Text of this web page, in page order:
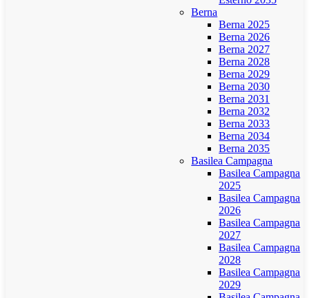
Berna
Berna 2025
Berna 2026
Berna 2027
Berna 2028
Berna 2029
Berna 2030
Berna 2031
Berna 2032
Berna 2033
Berna 2034
Berna 2035
Basilea Campagna
Basilea Campagna
2025
Basilea Campagna
2026
Basilea Campagna
2027
Basilea Campagna
2028
Basilea Campagna
2029